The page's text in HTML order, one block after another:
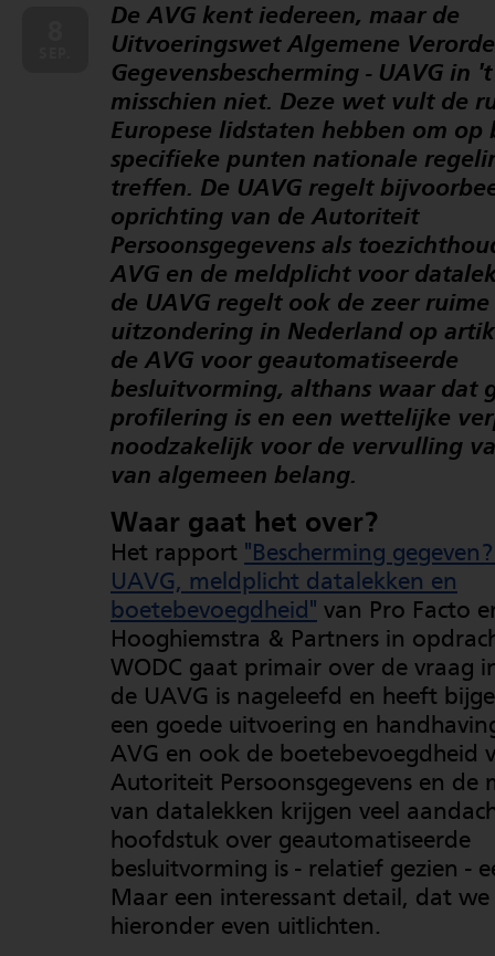
De AVG kent iedereen, maar de
Uitvoeringswet Algemene
Gegevensbescherming - UAVG in
misschien niet. Deze wet vult de
Europese lidstaten hebben om op
specifieke punten nationale
treffen. De UAVG regelt
oprichting van de Autoriteit
Persoonsgegevens als
AVG en de meldplicht voor
de UAVG regelt ook de zeer ruime
uitzondering in Nederland op
de AVG voor geautomatiseerde
besluitvorming, althans waar dat
profilering is en een wettelijke
noodzakelijk voor de vervulling
van algemeen belang.
Waar gaat het over?
Het rapport "Bescherming
UAVG, meldplicht datalekken en
boetebevoegdheid" van Pro Facto
Hooghiemstra & Partners in
WODC gaat primair over de vraag
de UAVG is nageleefd en heeft
een goede uitvoering en
AVG en ook de boetebevoegdheid
Autoriteit Persoonsgegevens en de
van datalekken krijgen veel
hoofdstuk over geautomatiseerde
besluitvorming is - relatief gezien -
Maar een interessant detail, dat we
hieronder even uitlichten.